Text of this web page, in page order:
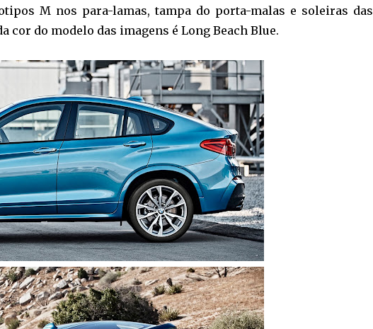
M nos para-lamas, tampa do porta-malas e soleiras das
cor do modelo das imagens é Long Beach Blue.